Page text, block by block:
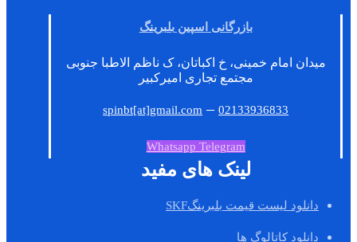
بازرگانی اسپین بلبرینگ
میدان امام خمینی، خ اکباتان، ک ناظم الاطبا جنوبی
مجتمع تجاری امیرکبیر
spinbt[at]gmail.com –02133936833
Whatsapp Telegram
لینک های مفید
دانلود لیست قیمت بلبرینگSKF
دانلود کاتالوگ ها